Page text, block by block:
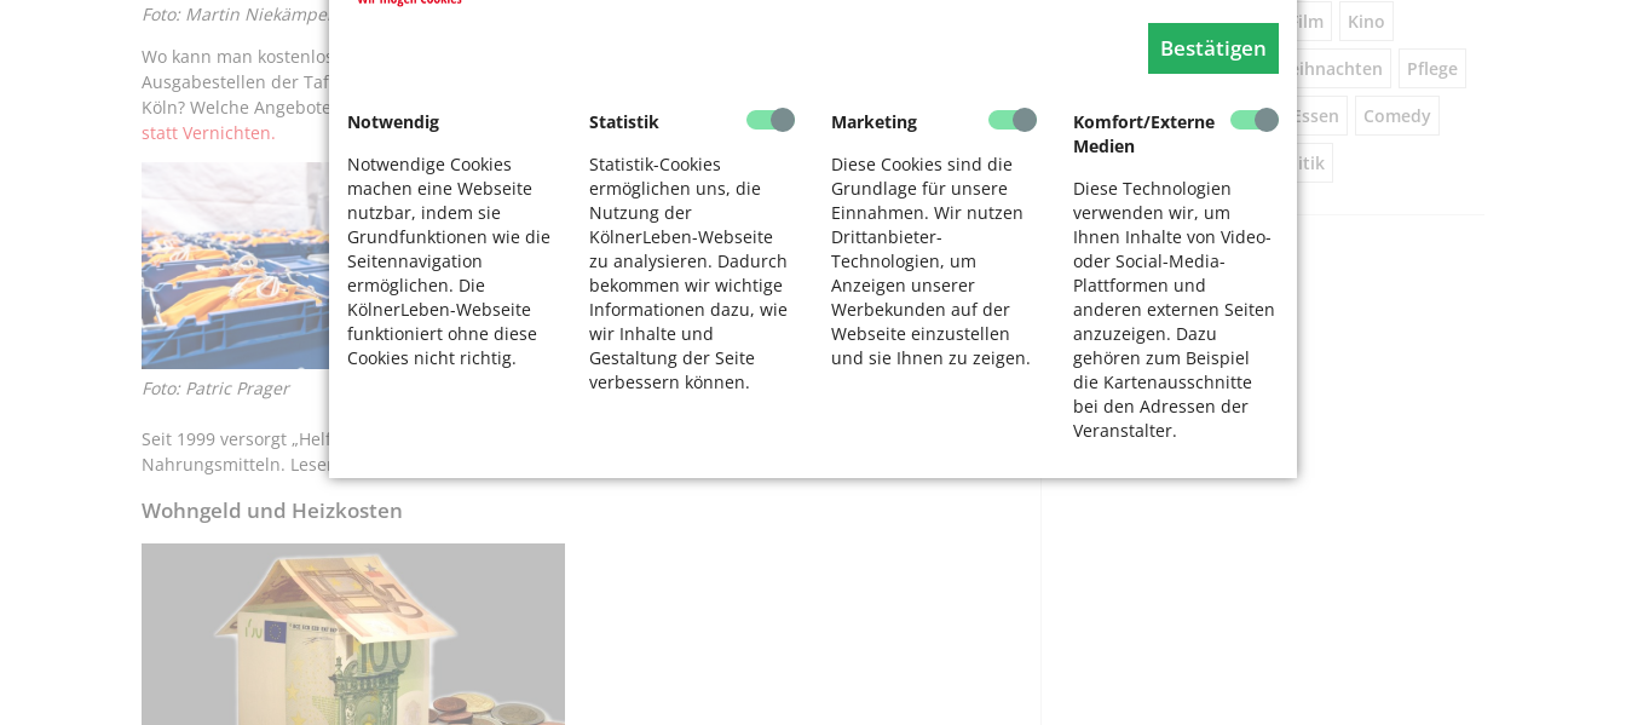
Bestätigen
Notwendig
Notwendige Cookies
machen eine Webseite
nutzbar, indem sie
Grundfunktionen wie die
Seitennavigation
ermöglichen. Die
KölnerLeben-Webseite
funktioniert ohne diese
Cookies nicht richtig.
Statistik
Statistik-Cookies
ermöglichen uns, die
Nutzung der
KölnerLeben-Webseite
zu analysieren. Dadurch
bekommen wir wichtige
Informationen dazu, wie
wir Inhalte und
Gestaltung der Seite
verbessern können.
Marketing
Diese Cookies sind die
Grundlage für unsere
Einnahmen. Wir nutzen
Drittanbieter-
Technologien, um
Anzeigen unserer
Werbekunden auf der
Webseite einzustellen
und sie Ihnen zu zeigen.
Komfort/Externe
Medien
Diese Technologien
verwenden wir, um
Ihnen Inhalte von Video-
oder Social-Media-
Plattformen und
anderen externen Seiten
anzuzeigen. Dazu
gehören zum Beispiel
die Kartenausschnitte
bei den Adressen der
Veranstalter.
Foto: Martin Niekämper
Wo kann man kostenlose oder kostengünstige Lebensmittel in Köln bekommen? Wo sind die
Ausgabestellen der Tafeln in Köln? Woher beziehen die Tafeln die Lebensmittel? Wie groß ist der Bedarf in
Köln? Welche Angebote gibt es außerdem? Lesen Sie Fakten und Adressen in Köln:
Kölner Tafeln: Verteilen
statt Vernichten.
Foto: Patric Prager
Seit 1999 versorgt „Helfen durch Geben – Der Sack e. V.“ regelmäßig bedürftige Menschen in Köln mit
Nahrungsmitteln. Lesen Sie mehr im Beitrag
Wohngeld und Heizkosten
Wandern Brauchtum Film Kino
Vorsorge Beratung Weihnachten Pflege
Feste Tanz Vortrag Essen Comedy
Politik